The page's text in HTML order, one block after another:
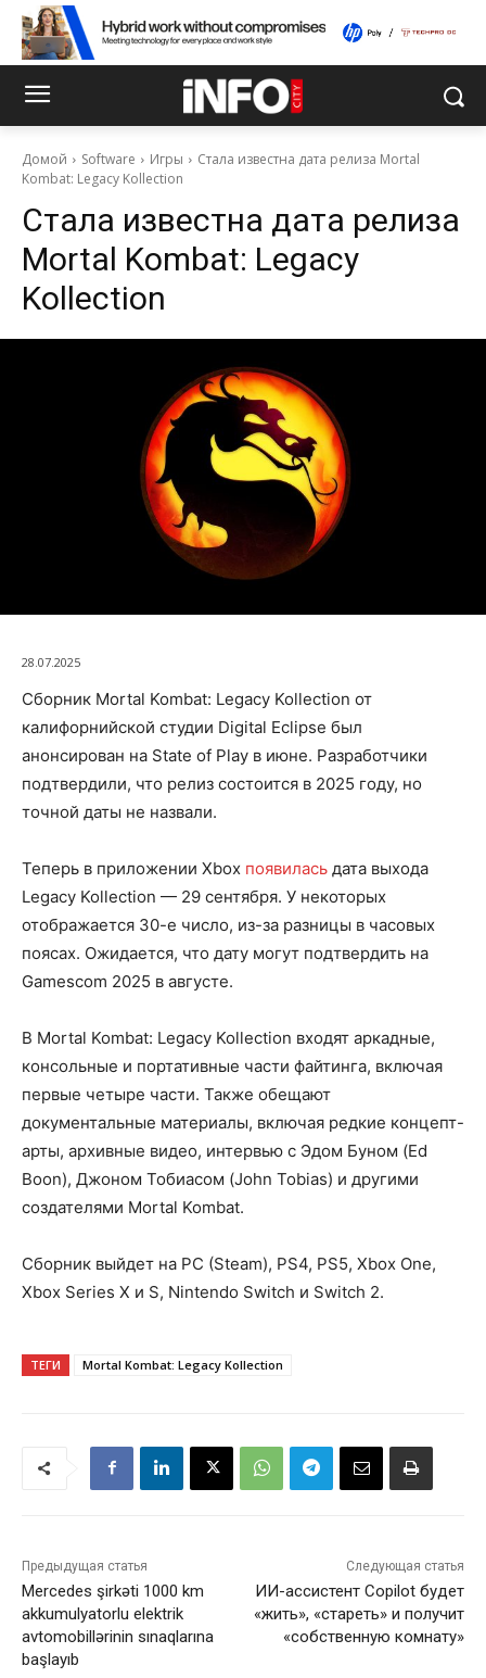
Домой Software Игры
Стала известна дата релиза Mortal
Kombat: Legacy Kollection
Стала известна дата релиза
Mortal Kombat: Legacy
Kollection
28.07.2025
Сборник Mortal Kombat: Legacy Kollection от
калифорнийской студии Digital Eclipse был
анонсирован на State of Play в июне. Разработчики
подтвердили, что релиз состоится в 2025 году, но
точной даты не назвали.
Теперь в приложении Xbox появилась дата выхода
Legacy Kollection — 29 сентября. У некоторых
отображается 30-е число, из-за разницы в часовых
поясах. Ожидается, что дату могут подтвердить на
Gamescom 2025 в августе.
В Mortal Kombat: Legacy Kollection входят аркадные,
консольные и портативные части файтинга, включая
первые четыре части. Также обещают
документальные материалы, включая редкие концепт-
арты, архивные видео, интервью с Эдом Буном (Ed
Boon), Джоном Тобиасом (John Tobias) и другими
создателями Mortal Kombat.
Сборник выйдет на PC (Steam), PS4, PS5, Xbox One,
Xbox Series X и S, Nintendo Switch и Switch 2.
ТЕГИ Mortal Kombat: Legacy Kollection
Предыдущая статья
Mercedes şirkəti 1000 km
akkumulyatorlu elektrik
avtomobillərinin sınaqlarına
başlayıb
Следующая статья
ИИ-ассистент Copilot будет
«жить», «стареть» и получит
«собственную комнату»